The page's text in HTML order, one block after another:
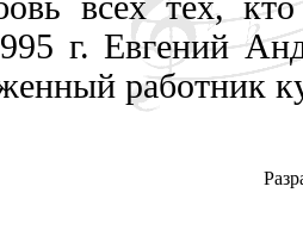
г. Евгений
работник